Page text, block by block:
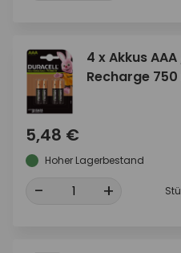
4 x Akkus
Recharge
5,48 €
Hoher Lagerbestand
- +